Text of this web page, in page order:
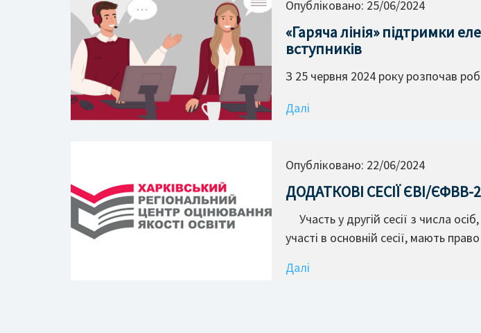
Опубліковано: 25/06/2024
«Гаряча лінія» підтримки
вступників
З 25 червня 2024 року розпочав
Далі
Опубліковано: 22/06/2024
ДОДАТКОВІ СЕСІЇ ЄВІ/ЄФВВ-
Участь у другій сесії з числа
участі в основній сесії, мають
Далі